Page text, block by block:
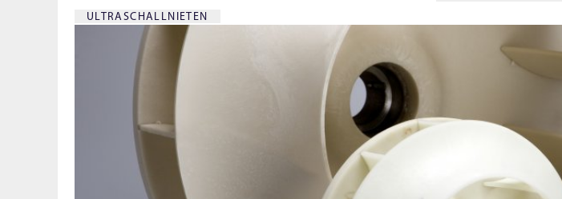
ULTRASCHALLNIETEN